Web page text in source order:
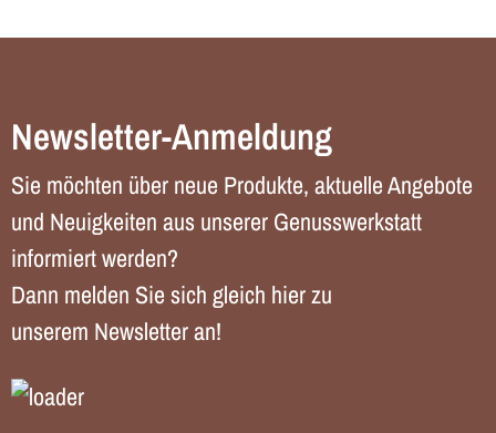
Newsletter-Anmeldung
Sie möchten über neue Produkte, aktuelle Angebote
und Neuigkeiten aus unserer Genusswerkstatt
informiert werden?
Dann melden Sie sich gleich hier zu
unserem Newsletter an!